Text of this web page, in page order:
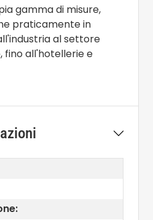
gamma di misure,
praticamente in
al settore
fino all'hotellerie e